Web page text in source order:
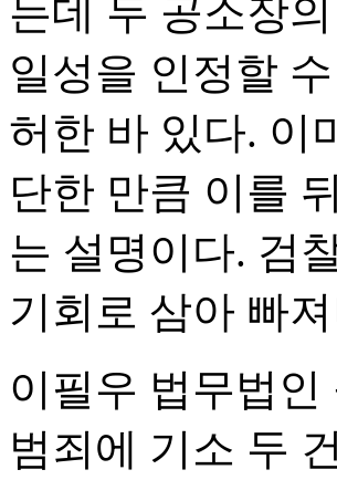
는데 두 공소장
일성을 인정할
허한 바 있다. 이
단한 만큼 이를
는 설명이다. 검
기회로 삼아 빠
이필우 법무법
범죄에 기소 두